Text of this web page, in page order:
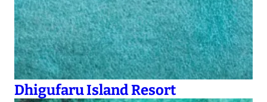
Dhigufaru Island Resort